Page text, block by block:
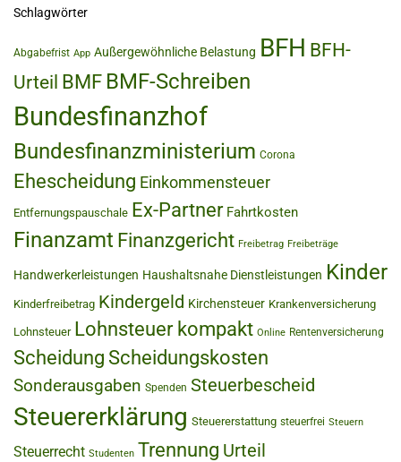
Schlagwörter
Abgabefrist App Außergewöhnliche Belastung BFH BFH-
Urteil BMF BMF-Schreiben
Bundesfinanzhof
Bundesfinanzministerium Corona
Ehescheidung Einkommensteuer
Entfernungspauschale Ex-Partner Fahrtkosten
Finanzamt Finanzgericht Freibetrag Freibeträge
Handwerkerleistungen Haushaltsnahe Dienstleistungen Kinder
Kinderfreibetrag Kindergeld Kirchensteuer Krankenversicherung
Lohnsteuer Lohnsteuer kompakt Online Rentenversicherung
Scheidung Scheidungskosten
Sonderausgaben Spenden Steuerbescheid
Steuererklärung Steuererstattung steuerfrei Steuern
Steuerrecht Studenten Trennung Urteil